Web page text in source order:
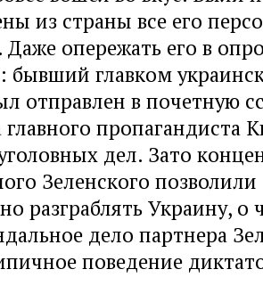
из страны все его
опережать его в
бывший главком
отправлен в почетную
пропагандиста
дел. Зато
Зеленского
разграблять Украину,
дело партнера
поведение